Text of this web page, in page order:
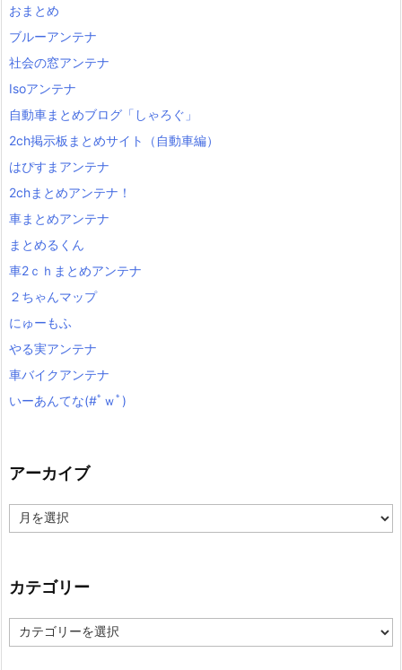
おまとめ
ブルーアンテナ
社会の窓アンテナ
Isoアンテナ
自動車まとめブログ「しゃろぐ」
2ch掲示板まとめサイト（自動車編）
はぴすまアンテナ
2chまとめアンテナ！
車まとめアンテナ
まとめるくん
車2ｃｈまとめアンテナ
２ちゃんマップ
にゅーもふ
やる実アンテナ
車バイクアンテナ
いーあんてな(#ﾟｗﾟ)
アーカイブ
ー
ブ
カテゴリー
テ